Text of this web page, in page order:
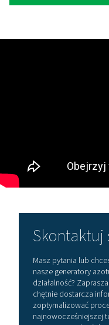
Wysoka
Stabilne